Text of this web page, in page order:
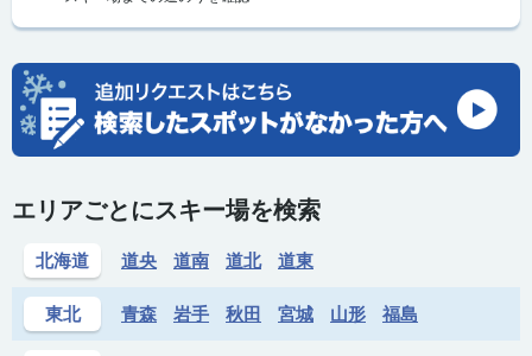
エリアごとにスキー場を検索
北海道 道央 道南 道北 道東
東北 青森 岩手 秋田 宮城 山形 福島